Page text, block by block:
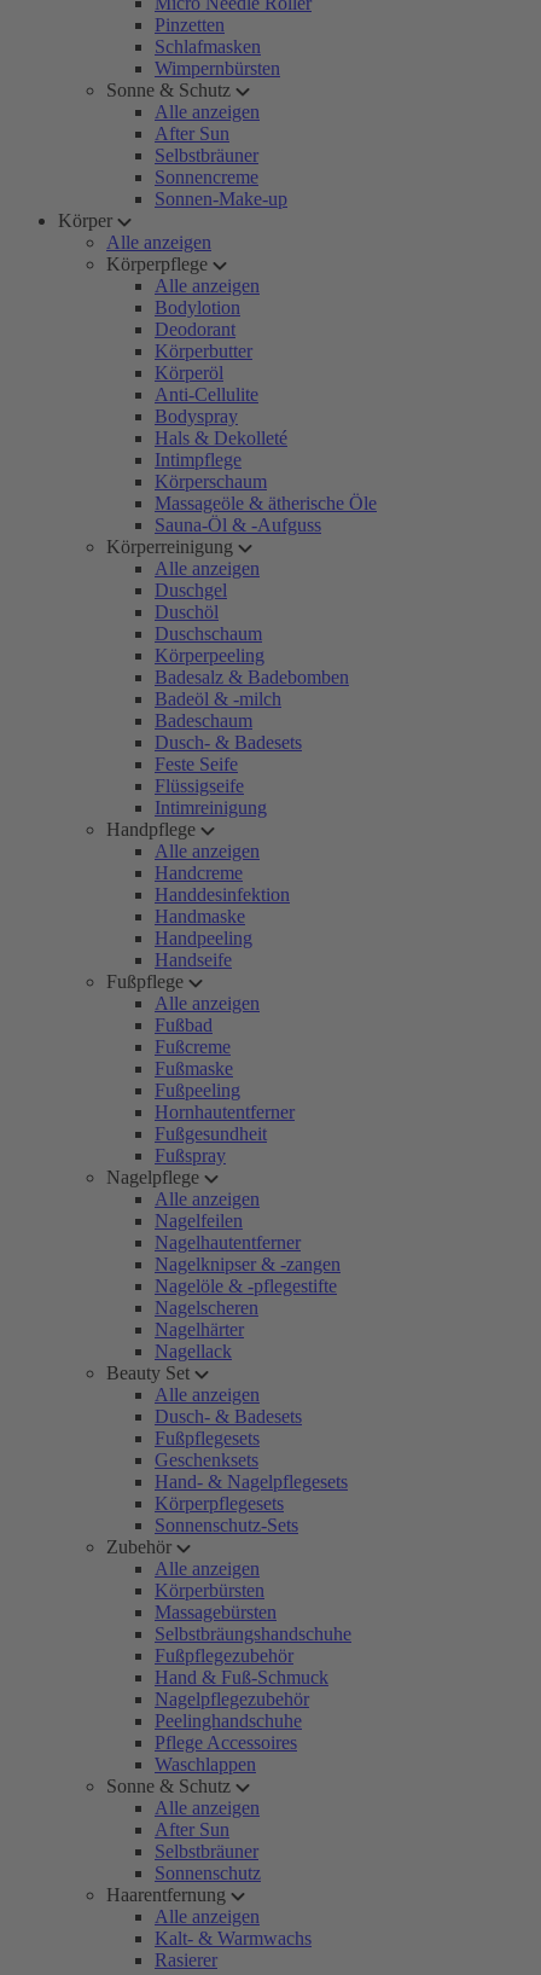
Pinzetten
Schlafmasken
Wimpernbürsten
Sonne & Schutz
Alle anzeigen
After Sun
Selbstbräuner
Sonnencreme
Sonnen-Make-up
Körper
Alle anzeigen
Körperpflege
Alle anzeigen
Bodylotion
Deodorant
Körperbutter
Körperöl
Anti-Cellulite
Bodyspray
Hals & Dekolleté
Intimpflege
Körperschaum
Massageöle & ätherische Öle
Sauna-Öl & -Aufguss
Körperreinigung
Alle anzeigen
Duschgel
Duschöl
Duschschaum
Körperpeeling
Badesalz & Badebomben
Badeöl & -milch
Badeschaum
Dusch- & Badesets
Feste Seife
Flüssigseife
Intimreinigung
Handpflege
Alle anzeigen
Handcreme
Handdesinfektion
Handmaske
Handpeeling
Handseife
Fußpflege
Alle anzeigen
Fußbad
Fußcreme
Fußmaske
Fußpeeling
Hornhautentferner
Fußgesundheit
Fußspray
Nagelpflege
Alle anzeigen
Nagelfeilen
Nagelhautentferner
Nagelknipser & -zangen
Nagelöle & -pflegestifte
Nagelscheren
Nagelhärter
Nagellack
Beauty Set
Alle anzeigen
Dusch- & Badesets
Fußpflegesets
Geschenksets
Hand- & Nagelpflegesets
Körperpflegesets
Sonnenschutz-Sets
Zubehör
Alle anzeigen
Körperbürsten
Massagebürsten
Selbstbräungshandschuhe
Fußpflegezubehör
Hand & Fuß-Schmuck
Nagelpflegezubehör
Peelinghandschuhe
Pflege Accessoires
Waschlappen
Sonne & Schutz
Alle anzeigen
After Sun
Selbstbräuner
Sonnenschutz
Haarentfernung
Alle anzeigen
Kalt- & Warmwachs
Rasierer